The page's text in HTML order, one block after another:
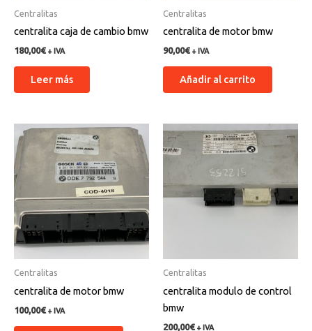
Centralitas
centralita caja de cambio bmw
180,00€ + IVA
Leer más
Centralitas
centralita de motor bmw
90,00€ + IVA
Añadir al carrito
Centralitas
centralita de motor bmw
100,00€ + IVA
Centralitas
centralita modulo de control
bmw
200,00€ + IVA